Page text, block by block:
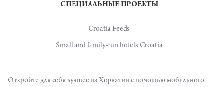
СПЕЦИАЛЬНЫЕ ПРОЕКТЫ
Croatia Feeds
Small and family-run hotels Croatia
Откройте для себя лучшее из Хорватии с помощью мобильного